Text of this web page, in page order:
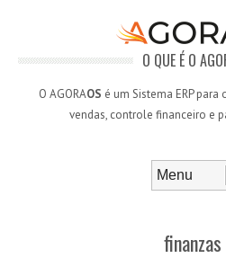
O QUE É O
O AGORAOS é um Sistema ERP
vendas, controle financeiro e
finanzas